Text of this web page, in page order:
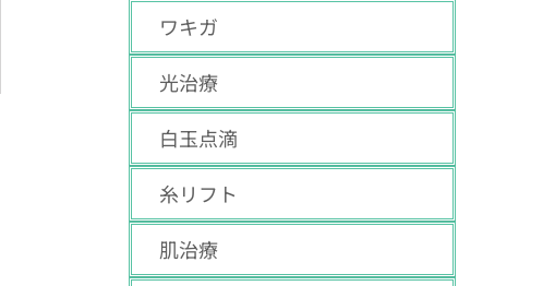
ワキガ
光治療
白玉点滴
糸リフト
肌治療